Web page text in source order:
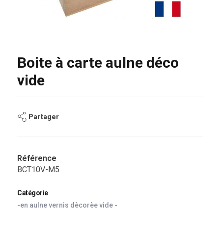
Boite à carte aulne déco
vide
Partager
Référence
BCT10V-M5
Catégorie
-en aulne vernis dècorèe vide -